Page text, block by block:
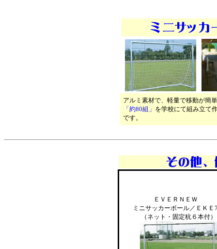
アルミ素材で、軽量で移動が簡
「約80組」 を学校にて組み立て
です。
ＥＶＥＲＮＥＷ
ミニサッカーボール／ＥＫＥ
（ネット・固定杭６本付）